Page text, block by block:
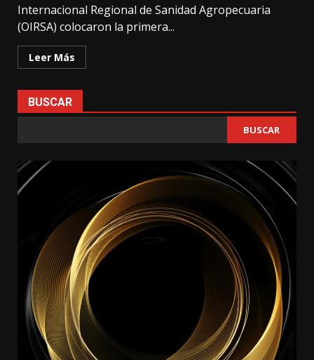
Internacional Regional de Sanidad Agropecuaria
(OIRSA) colocaron la primera...
Leer Más
BUSCAR
BUSCAR